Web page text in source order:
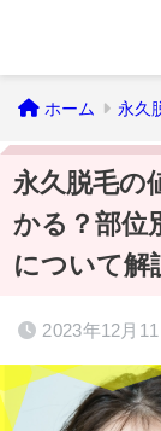
ホーム 永久
永久脱毛の
かる？部位
について解
2023年12月11